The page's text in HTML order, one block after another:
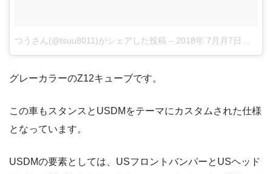
つうさん(@tsuu8011)がシェアした投稿 – 2018年 7月月7日午前4時51分PDT
グレーカラーのZ12キューブです。
この車もスタンスとUSDMをテーマにカスタムされた仕様
となっています。
USDMの要素としては、USフロントバンパーとUSヘッド